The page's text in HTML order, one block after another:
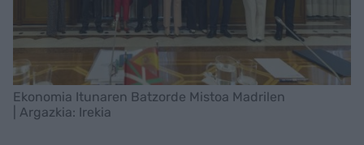
Ekonomia Itunaren Batzorde Mistoa Madrilen
| Argazkia: Irekia